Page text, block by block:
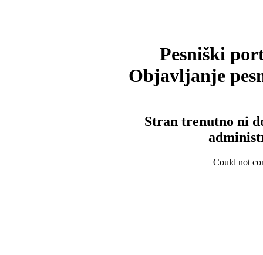
Pesniški
Objavljanje
Stran trenutno ni
Could not